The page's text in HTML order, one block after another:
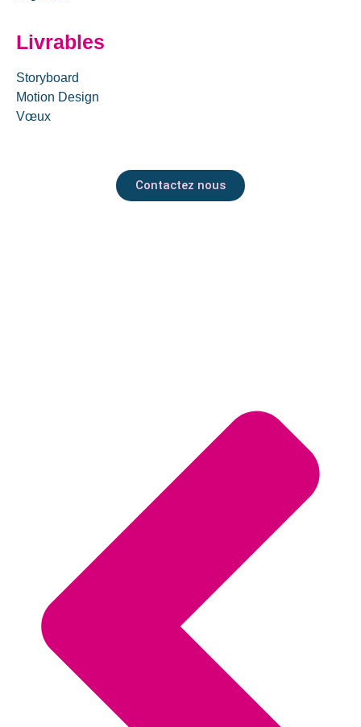
Livrables
Storyboard
Motion Design
Vœux
Contactez nous